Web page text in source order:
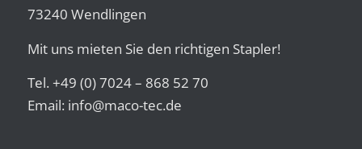
73240 Wendlingen
Mit uns mieten Sie den richtigen Stapler!
Tel. +49 (0) 7024 – 868 52 70
Email: info@maco-tec.de